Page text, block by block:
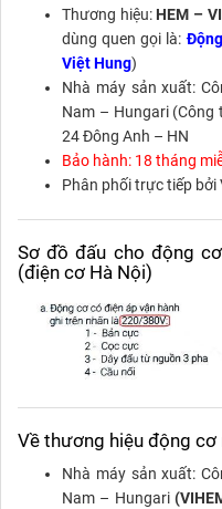
Thương hiệu: HEM –
dùng quen gọi là:
Việt Hung)
Nhà máy sản xuất:
Nam – Hungari (Công
24 Đông Anh – HN
Bảo hành: 18 tháng
Phân phối trực tiếp bởi
Sơ đồ đấu cho động
(điện cơ Hà Nội)
Về thương hiệu động
Nhà máy sản xuất:
Nam – Hungari